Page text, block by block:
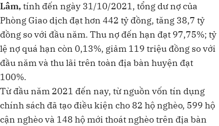
Lâm, tính đến ngày 31/10/2021, tổng dư nợ của
Phòng Giao dịch đạt hơn 442 tỷ đồng, tăng 38,7 tỷ
đồng so với đầu năm. Thu nợ đến hạn đạt 97,75%; tỷ
lệ nợ quá hạn còn 0,13%, giảm 119 triệu đồng so với
đầu năm và thu lãi trên toàn địa bàn huyện đạt
100%.
Từ đầu năm 2021 đến nay, từ nguồn vốn tín dụng
chính sách đã tạo điều kiện cho 82 hộ nghèo, 599 hộ
cận nghèo và 148 hộ mới thoát nghèo trên địa bàn